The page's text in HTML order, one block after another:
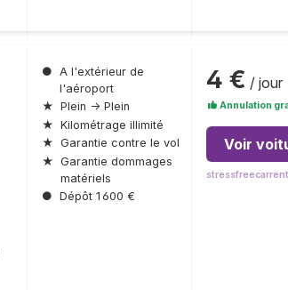
● A l'extérieur de
l'aéroport
★ Plein → Plein
★ Kilométrage illimité
★ Garantie contre le vol
★ Garantie dommages
matériels
● Dépôt 1 600 €
4 € / jour
Annulation
Voir